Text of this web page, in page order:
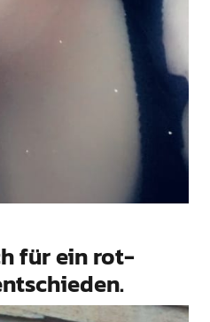
für ein rot-